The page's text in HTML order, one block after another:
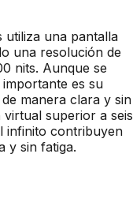
utiliza una pantalla
una resolución de
nits. Aunque se
es su
manera clara y sin
superior a seis
infinito contribuyen
y sin fatiga.